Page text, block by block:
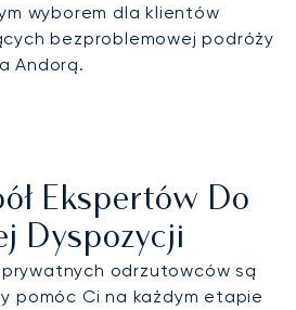
wyborem dla klientów
bezproblemowej podróży
Andorą.
Ekspertów Do
Dyspozycji
odrzutowców są
pomóc Ci na każdym etapie